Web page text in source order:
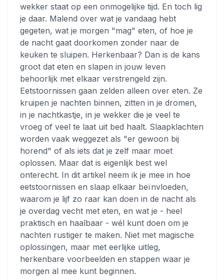
wekker staat op een onmogelijke tijd. En toch lig
je daar. Malend over wat je vandaag hebt
gegeten, wat je morgen "mag" eten, of hoe je
de nacht gaat doorkomen zonder naar de
keuken te sluipen. Herkenbaar? Dan is de kans
groot dat eten en slapen in jouw leven
behoorlijk met elkaar verstrengeld zijn.
Eetstoornissen gaan zelden alleen over eten. Ze
kruipen je nachten binnen, zitten in je dromen,
in je nachtkastje, in je wekker die je veel te
vroeg of veel te laat uit bed haalt. Slaapklachten
worden vaak weggezet als "er gewoon bij
horend" of als iets dat je zelf maar moet
oplossen. Maar dat is eigenlijk best wel
onterecht. In dit artikel neem ik je mee in hoe
eetstoornissen en slaap elkaar beïnvloeden,
waarom je lijf zo raar kan doen in de nacht als
je overdag vecht met eten, en wat je - heel
praktisch en haalbaar - wél kunt doen om je
nachten rustiger te maken. Niet met magische
oplossingen, maar met eerlijke uitleg,
herkenbare voorbeelden en stappen waar je
morgen al mee kunt beginnen.